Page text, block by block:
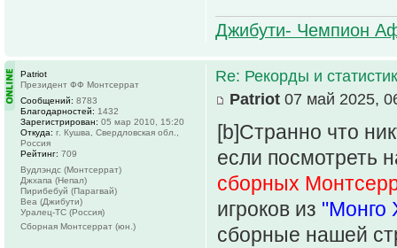
Джибути- Чемпион
Re: Рекорды и
Patriot 07 май 2025,
[b]Странно что
если посмотреть
сборных
игроков из "Монго
сборные нашей
Patriot
Президент ФФ Монтсеррат
Сообщений: 8783
Благодарностей: 1432
Зарегистрирован: 05 мар 2010, 15:20
Откуда: г. Кушва, Свердловская обл.,
Россия
Рейтинг: 709
Вудлэндс (Монтсеррат)
Джхапа (Непал)
Пирибебуй (Парагвай)
Веа (Джибути)
Уралец-ТС (Россия)
Сборная Монтсеррат (юн.)